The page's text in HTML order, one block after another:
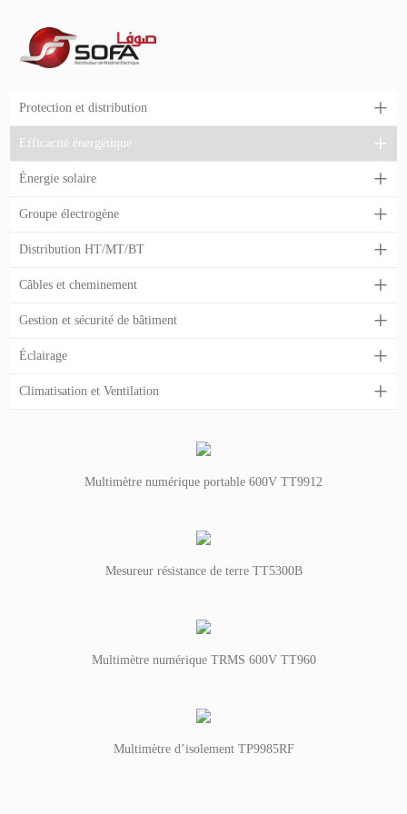
Protection et distribution
Efficacité énergétique
Énergie solaire
Groupe électrogène
Distribution HT/MT/BT
Câbles et cheminement
Gestion et sécurité de bâtiment
Éclairage
Climatisation et Ventilation
Multimètre numérique portable 600V TT9912
Mesureur résistance de terre TT5300B
Multimètre numérique TRMS 600V TT960
Multimètre d’isolement TP9985RF